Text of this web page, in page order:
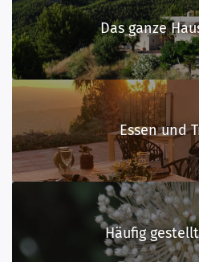
Essen und
Häufig
Das ganze